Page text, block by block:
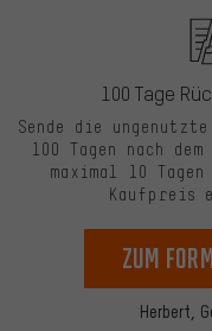
Herbert,
100 Tage
Sende die
100 Tagen nach
maximal 10 Tagen
Kaufpreis
zum